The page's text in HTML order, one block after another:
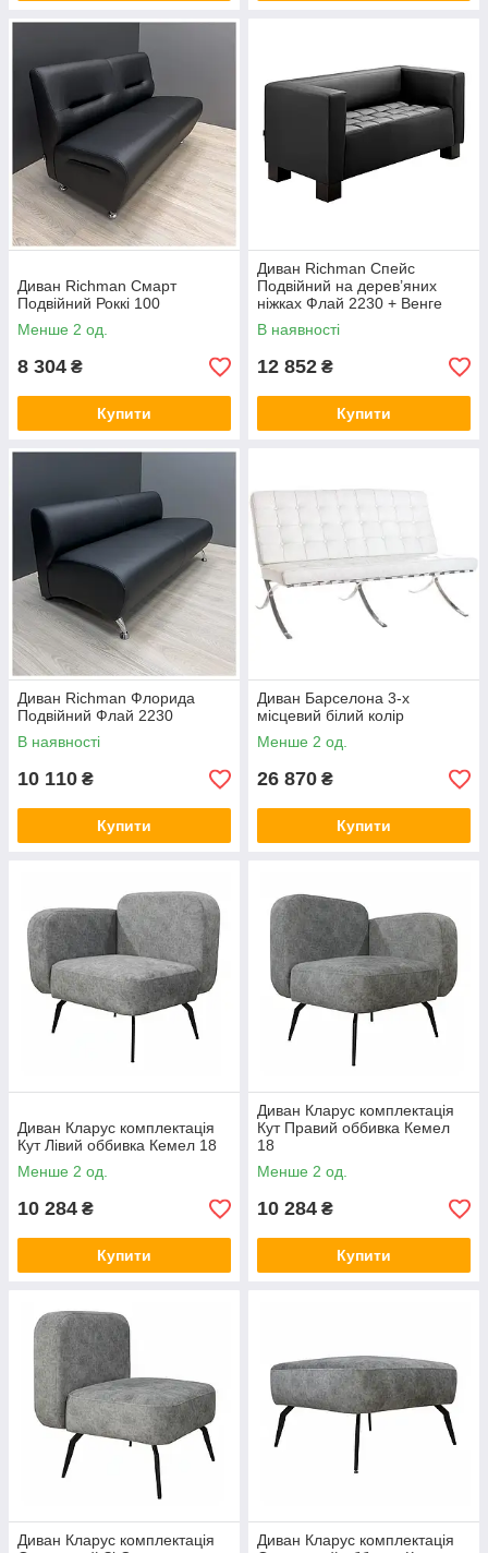
Диван Richman Смарт
Подвійний Роккі 100
Менше 2 од.
8 304 ₴
Купити
Диван Richman Спейс
Подвійний на дерев’яних
ніжках Флай 2230 + Венге
В наявності
12 852 ₴
Купити
Диван Richman Флорида
Подвійний Флай 2230
В наявності
10 110 ₴
Купити
Диван Барселона 3-х
місцевий білий колір
Менше 2 од.
26 870 ₴
Купити
Диван Кларус комплектація
Кут Лівий оббивка Кемел 18
Менше 2 од.
10 284 ₴
Купити
Диван Кларус комплектація
Кут Правий оббивка Кемел
18
Менше 2 од.
10 284 ₴
Купити
Диван Кларус комплектація
Диван Кларус комплектація